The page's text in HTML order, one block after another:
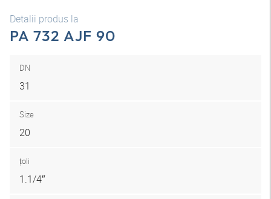
Detalii produs la
PA 732 AJF 90
DN
31
Size
20
țoli
1.1/4″